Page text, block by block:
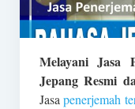
Melayani Jasa
Jepang Resmi
Jasapenerjemah